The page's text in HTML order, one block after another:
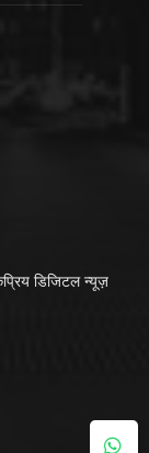
डिजिटल न्यूज़